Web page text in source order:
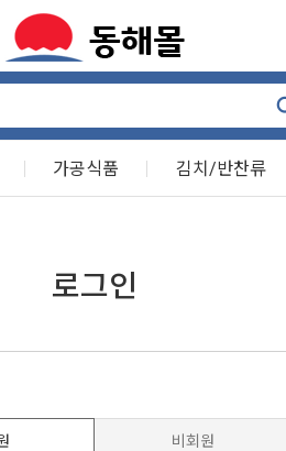
가공식품 김치/반찬류
로그인
비회원